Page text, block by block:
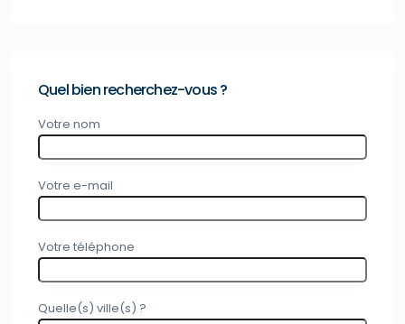
Quel bien recherchez-vous ?
Votre nom
Votre e-mail
Votre téléphone
Quelle(s) ville(s) ?